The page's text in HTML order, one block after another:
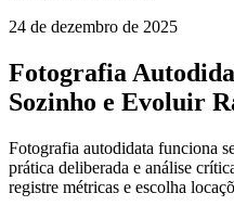
24 de dezembro de 2025
Fotografia
Sozinho e Evoluir
Fotografia autodidata funciona
prática deliberada e análise
registre métricas e escolha